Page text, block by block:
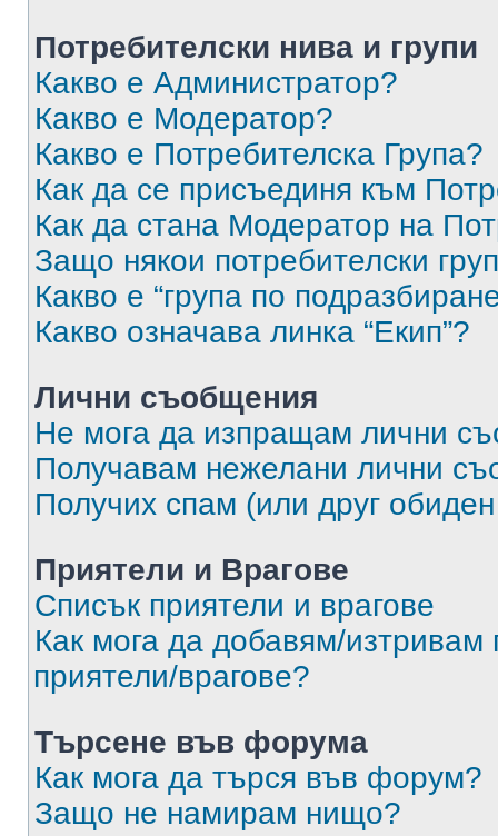
Потребителски нива и групи
Какво е Администратор?
Какво е Модератор?
Какво е Потребителска Група?
Как да се присъединя към
Как да стана Модератор на
Защо някои потребителски
Какво е “група по
Какво означава линка “Екип”?
Лични съобщения
Не мога да изпращам лични
Получавам нежелани лични
Получих спам (или друг
Приятели и Врагове
Списък приятели и врагове
Как мога да добавям/изтривам
приятели/врагове?
Търсене във форума
Как мога да търся във форум?
Защо не намирам нищо?